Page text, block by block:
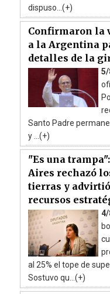
dispuso...(+)
Confirmaron la
a la Argentina
detalles de la
5/
Santo Padre
y ...(+)
"Es una
Aires rechazó
tierras y
recursos
4/
al 25% el tope de
Sostuvo qu...(+)